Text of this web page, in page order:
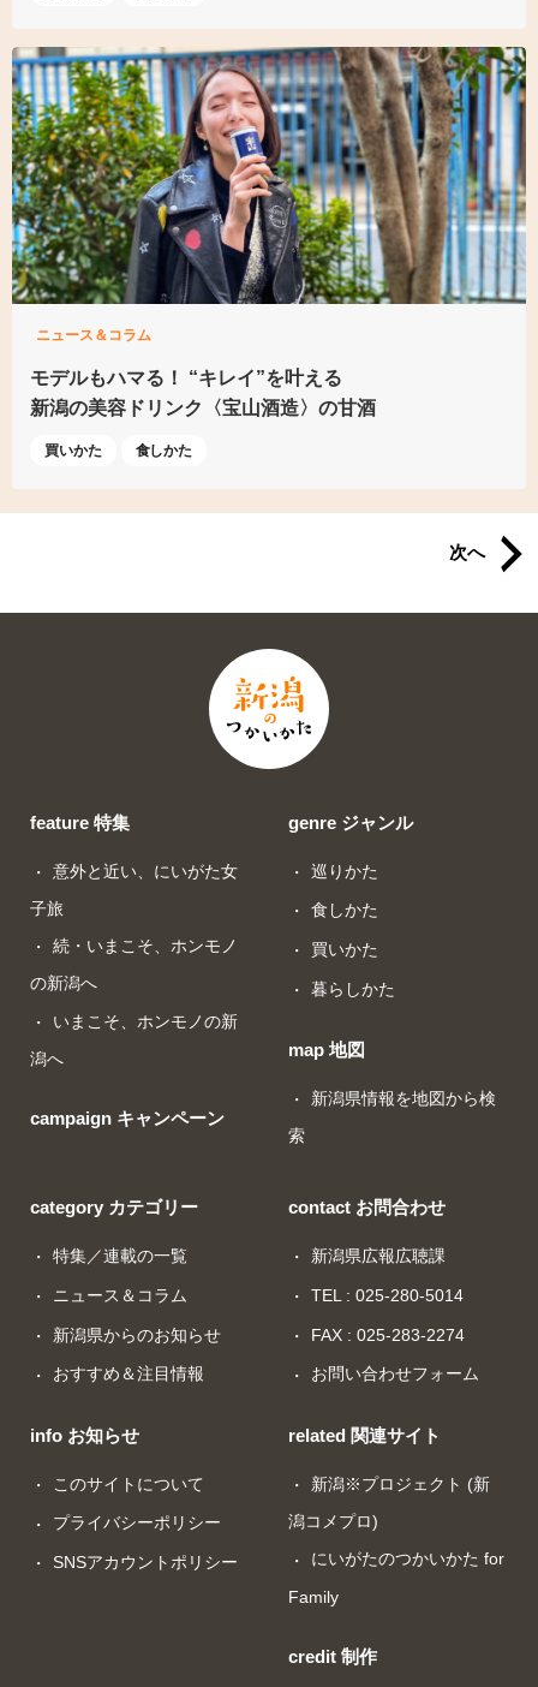
ニュース＆コラム
モデルもハマる！ “キレイ”を叶える
新潟の美容ドリンク
〈宝山酒造〉の甘酒
買いかた 食しかた
次へ
feature 特集
意外と近い、にいがた女
子旅
続・いまこそ、ホンモノ
の新潟へ
いまこそ、ホンモノの新
潟へ
campaign キャンペーン
genre ジャンル
巡りかた
食しかた
買いかた
暮らしかた
map 地図
新潟県情報を地図から検
索
category カテゴリー
特集／連載の一覧
ニュース＆コラム
新潟県からのお知らせ
おすすめ＆注目情報
info お知らせ
このサイトについて
プライバシーポリシー
SNSアカウントポリシー
contact お問合わせ
新潟県広報広聴課
TEL : 025-280-5014
FAX : 025-283-2274
お問い合わせフォーム
related 関連サイト
新潟※プロジェクト (新
潟コメプロ)
にいがたのつかいかた for
Family
credit 制作